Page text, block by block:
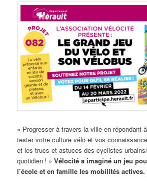
« Progresser à travers la ville en répondant
tester votre culture vélo et vos
et les trucs et astuces des cyclistes urbains/
quotidien ! »Vélocité a imaginé un jeu
l’école et en famille les mobilités actives.